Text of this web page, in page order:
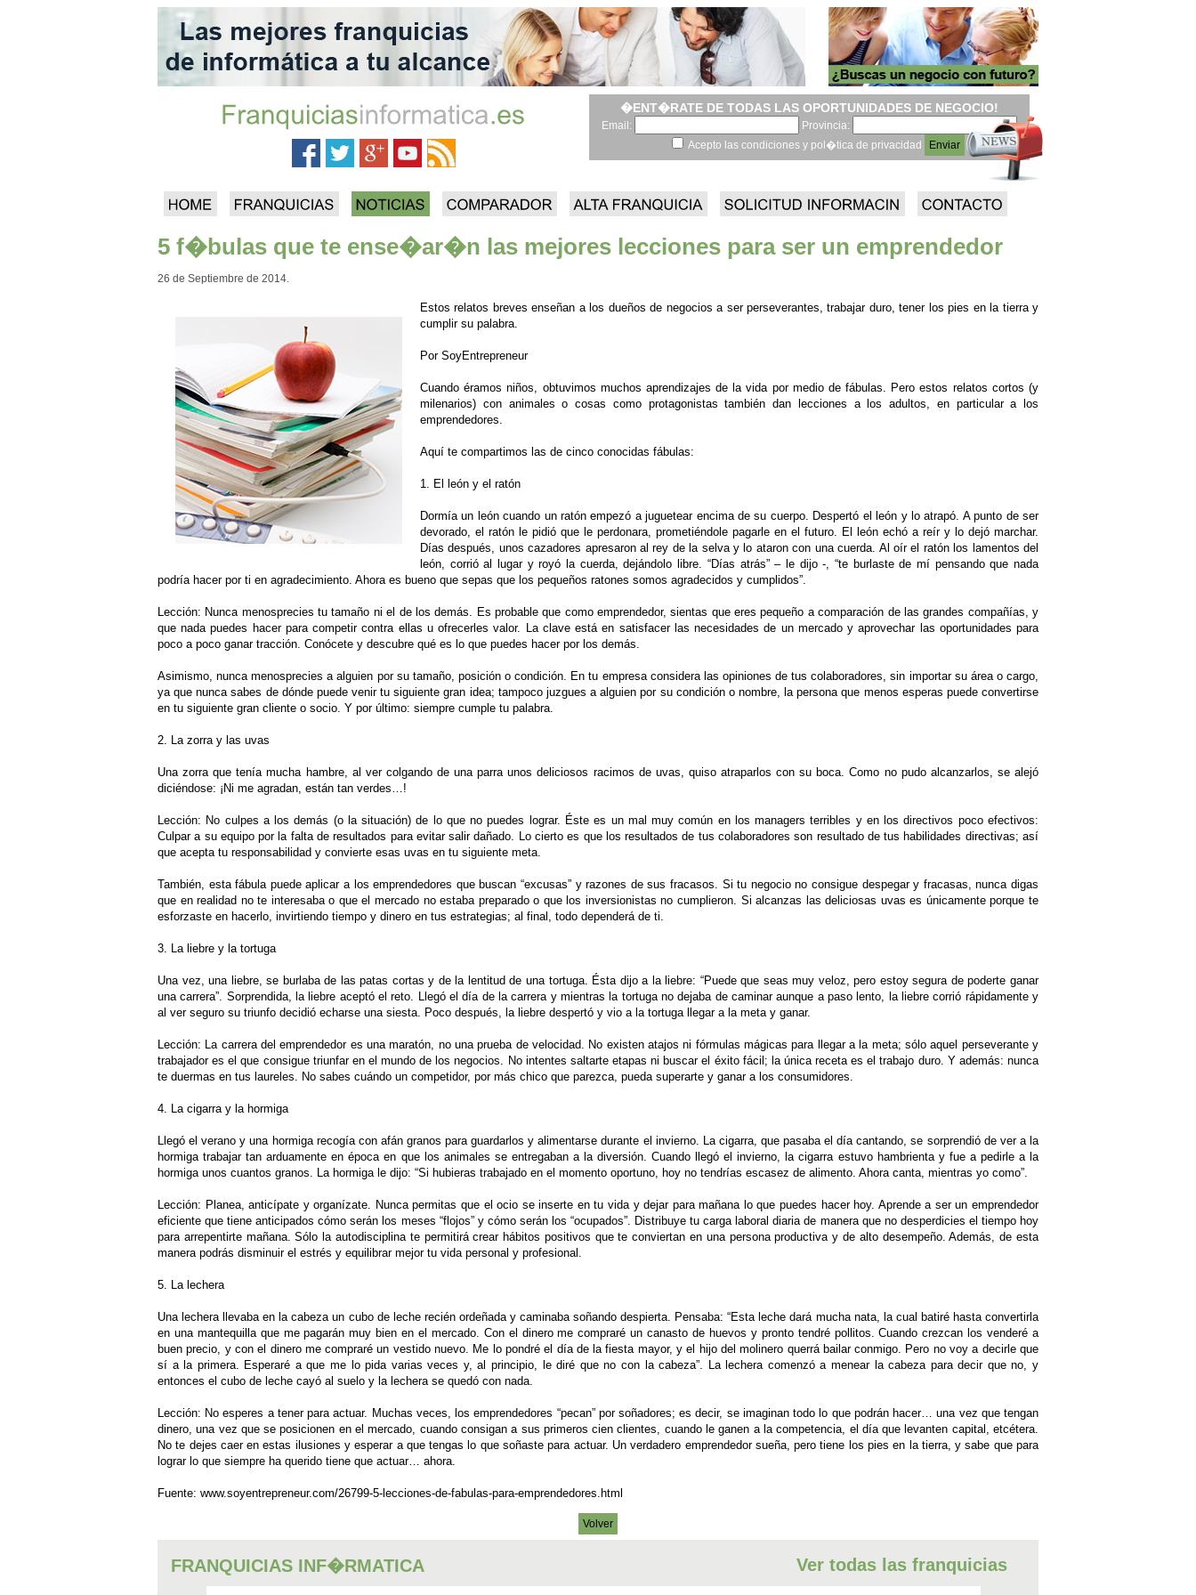
�ENT�RATE DE TODAS LAS OPORTUNIDADES DE NEGOCIO!
Email:
Provincia:
Acepto las condiciones y pol�tica de privacidad
5 f�bulas que te ense�ar�n las mejores lecciones para ser un emprendedor
26 de Septiembre de 2014.
Estos relatos breves enseñan a los dueños de negocios a ser perseverantes, trabajar duro, tener los pies en la tierra y
cumplir su palabra.
Por SoyEntrepreneur
Cuando éramos niños, obtuvimos muchos aprendizajes de la vida por medio de fábulas. Pero estos relatos cortos (y
milenarios) con animales o cosas como protagonistas también dan lecciones a los adultos, en particular a los
emprendedores.
Aquí te compartimos las de cinco conocidas fábulas:
1. El león y el ratón
Dormía un león cuando un ratón empezó a juguetear encima de su cuerpo. Despertó el león y lo atrapó. A punto de ser
devorado, el ratón le pidió que le perdonara, prometiéndole pagarle en el futuro. El león echó a reír y lo dejó marchar.
Días después, unos cazadores apresaron al rey de la selva y lo ataron con una cuerda. Al oír el ratón los lamentos del
león, corrió al lugar y royó la cuerda, dejándolo libre. “Días atrás” – le dijo -, “te burlaste de mí pensando que nada
podría hacer por ti en agradecimiento. Ahora es bueno que sepas que los pequeños ratones somos agradecidos y cumplidos”.
Lección: Nunca menosprecies tu tamaño ni el de los demás. Es probable que como emprendedor, sientas que eres pequeño a comparación de las grandes compañías, y
que nada puedes hacer para competir contra ellas u ofrecerles valor. La clave está en satisfacer las necesidades de un mercado y aprovechar las oportunidades para
poco a poco ganar tracción. Conócete y descubre qué es lo que puedes hacer por los demás.
Asimismo, nunca menosprecies a alguien por su tamaño, posición o condición. En tu empresa considera las opiniones de tus colaboradores, sin importar su área o cargo,
ya que nunca sabes de dónde puede venir tu siguiente gran idea; tampoco juzgues a alguien por su condición o nombre, la persona que menos esperas puede convertirse
en tu siguiente gran cliente o socio. Y por último: siempre cumple tu palabra.
2. La zorra y las uvas
Una zorra que tenía mucha hambre, al ver colgando de una parra unos deliciosos racimos de uvas, quiso atraparlos con su boca. Como no pudo alcanzarlos, se alejó
diciéndose: ¡Ni me agradan, están tan verdes…!
Lección: No culpes a los demás (o la situación) de lo que no puedes lograr. Éste es un mal muy común en los managers terribles y en los directivos poco efectivos:
Culpar a su equipo por la falta de resultados para evitar salir dañado. Lo cierto es que los resultados de tus colaboradores son resultado de tus habilidades directivas; así
que acepta tu responsabilidad y convierte esas uvas en tu siguiente meta.
También, esta fábula puede aplicar a los emprendedores que buscan “excusas” y razones de sus fracasos. Si tu negocio no consigue despegar y fracasas, nunca digas
que en realidad no te interesaba o que el mercado no estaba preparado o que los inversionistas no cumplieron. Si alcanzas las deliciosas uvas es únicamente porque te
esforzaste en hacerlo, invirtiendo tiempo y dinero en tus estrategias; al final, todo dependerá de ti.
3. La liebre y la tortuga
Una vez, una liebre, se burlaba de las patas cortas y de la lentitud de una tortuga. Ésta dijo a la liebre: “Puede que seas muy veloz, pero estoy segura de poderte ganar
una carrera”. Sorprendida, la liebre aceptó el reto. Llegó el día de la carrera y mientras la tortuga no dejaba de caminar aunque a paso lento, la liebre corrió rápidamente y
al ver seguro su triunfo decidió echarse una siesta. Poco después, la liebre despertó y vio a la tortuga llegar a la meta y ganar.
Lección: La carrera del emprendedor es una maratón, no una prueba de velocidad. No existen atajos ni fórmulas mágicas para llegar a la meta; sólo aquel perseverante y
trabajador es el que consigue triunfar en el mundo de los negocios. No intentes saltarte etapas ni buscar el éxito fácil; la única receta es el trabajo duro. Y además: nunca
te duermas en tus laureles. No sabes cuándo un competidor, por más chico que parezca, pueda superarte y ganar a los consumidores.
4. La cigarra y la hormiga
Llegó el verano y una hormiga recogía con afán granos para guardarlos y alimentarse durante el invierno. La cigarra, que pasaba el día cantando, se sorprendió de ver a la
hormiga trabajar tan arduamente en época en que los animales se entregaban a la diversión. Cuando llegó el invierno, la cigarra estuvo hambrienta y fue a pedirle a la
hormiga unos cuantos granos. La hormiga le dijo: “Si hubieras trabajado en el momento oportuno, hoy no tendrías escasez de alimento. Ahora canta, mientras yo como”.
Lección: Planea, anticípate y organízate. Nunca permitas que el ocio se inserte en tu vida y dejar para mañana lo que puedes hacer hoy. Aprende a ser un emprendedor
eficiente que tiene anticipados cómo serán los meses “flojos” y cómo serán los “ocupados”. Distribuye tu carga laboral diaria de manera que no desperdicies el tiempo hoy
para arrepentirte mañana. Sólo la autodisciplina te permitirá crear hábitos positivos que te conviertan en una persona productiva y de alto desempeño. Además, de esta
manera podrás disminuir el estrés y equilibrar mejor tu vida personal y profesional.
5. La lechera
Una lechera llevaba en la cabeza un cubo de leche recién ordeñada y caminaba soñando despierta. Pensaba: “Esta leche dará mucha nata, la cual batiré hasta convertirla
en una mantequilla que me pagarán muy bien en el mercado. Con el dinero me compraré un canasto de huevos y pronto tendré pollitos. Cuando crezcan los venderé a
buen precio, y con el dinero me compraré un vestido nuevo. Me lo pondré el día de la fiesta mayor, y el hijo del molinero querrá bailar conmigo. Pero no voy a decirle que
sí a la primera. Esperaré a que me lo pida varias veces y, al principio, le diré que no con la cabeza”. La lechera comenzó a menear la cabeza para decir que no, y
entonces el cubo de leche cayó al suelo y la lechera se quedó con nada.
Lección: No esperes a tener para actuar. Muchas veces, los emprendedores “pecan” por soñadores; es decir, se imaginan todo lo que podrán hacer… una vez que tengan
dinero, una vez que se posicionen en el mercado, cuando consigan a sus primeros cien clientes, cuando le ganen a la competencia, el día que levanten capital, etcétera.
No te dejes caer en estas ilusiones y esperar a que tengas lo que soñaste para actuar. Un verdadero emprendedor sueña, pero tiene los pies en la tierra, y sabe que para
lograr lo que siempre ha querido tiene que actuar… ahora.
Fuente: www.soyentrepreneur.com/26799-5-lecciones-de-fabulas-para-emprendedores.html
Volver
FRANQUICIAS INF�RMATICA Ver todas las franquicias